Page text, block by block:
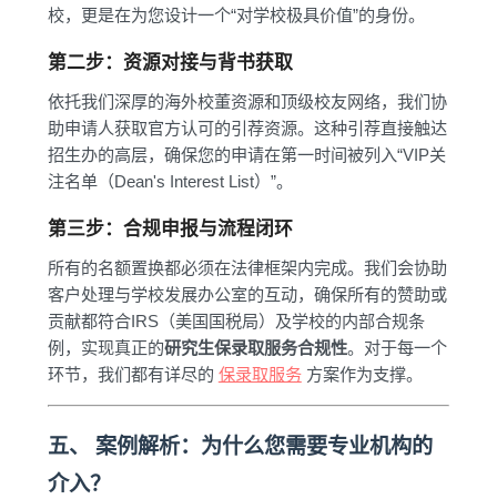
校，更是在为您设计一个“对学校极具价值”的身份。
第二步：资源对接与背书获取
依托我们深厚的海外校董资源和顶级校友网络，我们协
助申请人获取官方认可的引荐资源。这种引荐直接触达
招生办的高层，确保您的申请在第一时间被列入“VIP关
注名单（Dean's Interest List）”。
第三步：合规申报与流程闭环
所有的名额置换都必须在法律框架内完成。我们会协助
客户处理与学校发展办公室的互动，确保所有的赞助或
贡献都符合IRS（美国国税局）及学校的内部合规条
例，实现真正的研究生保录取服务合规性。对于每一个
环节，我们都有详尽的 保录取服务方案作为支撑。
五、 案例解析：为什么您需要专业机构的
介入？